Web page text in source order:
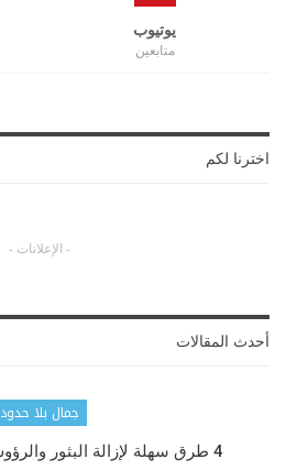
يوتيوب
متابعين
اخترنا لكم
- الإعلانات -
أحدث المقالات
جمال بلا حدود
4 طرق سهلة لإزالة البثور والرؤوس السوداء عن الظهر